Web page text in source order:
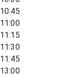
10:45
11:00
11:15
11:30
11:45
13:00